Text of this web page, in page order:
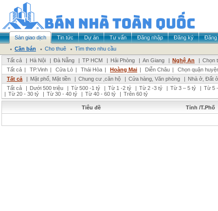
Sàn giao dịch Tin tức Dự án Tư vấn Đăng nhập Đăng ký
Đăng
Cần bán
Cho thuê
Tìm theo nhu cầu
Tất cả
| Hà Nội | Đà Nẵng | TP HCM | Hải Phòng | An Giang | Nghệ An | Chọn
Tất cả | TP.Vinh | Cửa Lò | Thái Hòa | Hoàng Mai | Diễn Châu |
Chọn quận
Tất cả
| Mặt phố, Mặt tiền | Chung cư ,căn hộ | Cửa hàng, Văn phòng | Nhà ở, Đất ở
Tất cả
| Dưới 500 triệu | Từ 500 -1 tỷ | Từ 1 -2 tỷ | Từ 2 -3 tỷ | Từ 3 – 5 tỷ | Từ 5
| Từ 20 - 30 tỷ | Từ 30 - 40 tỷ | Từ 40 - 60 tỷ | Trên 60 tỷ
Tiêu đề Tỉnh /T.Phố